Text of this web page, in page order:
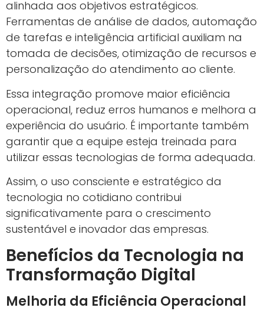
alinhada aos objetivos estratégicos.
Ferramentas de análise de dados, automação
de tarefas e inteligência artificial auxiliam na
tomada de decisões, otimização de recursos e
personalização do atendimento ao cliente.
Essa integração promove maior eficiência
operacional, reduz erros humanos e melhora a
experiência do usuário. É importante também
garantir que a equipe esteja treinada para
utilizar essas tecnologias de forma adequada.
Assim, o uso consciente e estratégico da
tecnologia no cotidiano contribui
significativamente para o crescimento
sustentável e inovador das empresas.
Benefícios da Tecnologia na
Transformação Digital
Melhoria da Eficiência Operacional